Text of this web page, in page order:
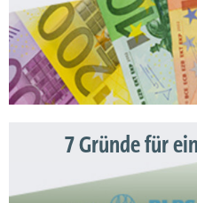
7 Gründe für